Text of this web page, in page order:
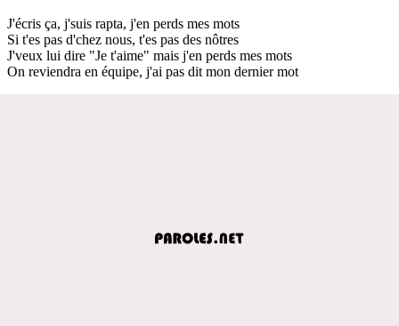
J'écris ça, j'suis rapta, j'en perds mes mots
Si t'es pas d'chez nous, t'es pas des nôtres
J'veux lui dire "Je t'aime" mais j'en perds mes mots
On reviendra en équipe, j'ai pas dit mon dernier mot